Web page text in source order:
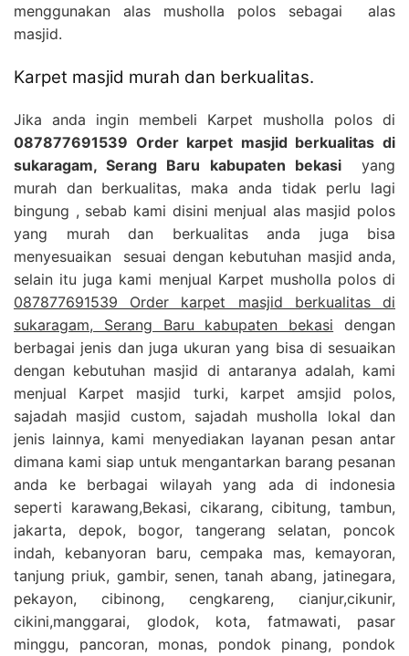
menggunakan alas musholla polos sebagai alas
masjid.
Karpet masjid murah dan berkualitas.
Jika anda ingin membeli Karpet musholla polos di
087877691539 Order karpet masjid berkualitas di
sukaragam, Serang Baru kabupaten bekasiyang
murah dan berkualitas, maka anda tidak perlu lagi
bingung , sebab kami disini menjual alas masjid polos
yang murah dan berkualitas anda juga bisa
menyesuaikan sesuai dengan kebutuhan masjid anda,
selain itu juga kami menjual Karpet musholla polos di
087877691539 Order karpet masjid berkualitas di
sukaragam, Serang Baru kabupaten bekasi dengan
berbagai jenis dan juga ukuran yang bisa di sesuaikan
dengan kebutuhan masjid di antaranya adalah, kami
menjual Karpet masjid turki, karpet amsjid polos,
sajadah masjid custom, sajadah musholla lokal dan
jenis lainnya, kami menyediakan layanan pesan antar
dimana kami siap untuk mengantarkan barang pesanan
anda ke berbagai wilayah yang ada di indonesia
seperti karawang,Bekasi, cikarang, cibitung, tambun,
jakarta, depok, bogor, tangerang selatan, poncok
indah, kebanyoran baru, cempaka mas, kemayoran,
tanjung priuk, gambir, senen, tanah abang, jatinegara,
pekayon, cibinong, cengkareng, cianjur,cikunir,
cikini,manggarai, glodok, kota, fatmawati, pasar
minggu, pancoran, monas, pondok pinang, pondok